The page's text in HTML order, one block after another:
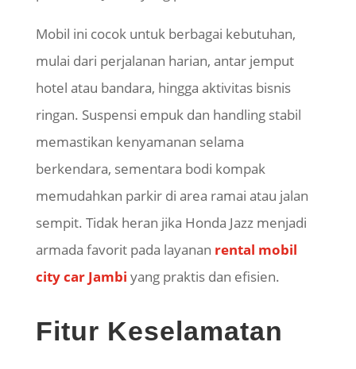
Mobil ini cocok untuk berbagai kebutuhan,
mulai dari perjalanan harian, antar jemput
hotel atau bandara, hingga aktivitas bisnis
ringan. Suspensi empuk dan handling stabil
memastikan kenyamanan selama
berkendara, sementara bodi kompak
memudahkan parkir di area ramai atau jalan
sempit. Tidak heran jika Honda Jazz menjadi
armada favorit pada layanan rental mobil
city car Jambi yang praktis dan efisien.
Fitur Keselamatan